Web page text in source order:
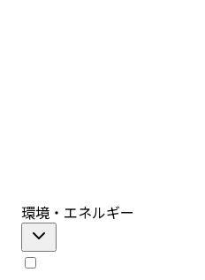
環境・エネルギー